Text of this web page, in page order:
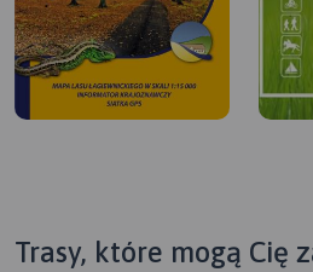
Trasy, które mogą Cię